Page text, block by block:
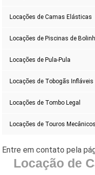
Locações de Camas Elásticas
Locações de Piscinas de
Locações de Pula-Pula
Locações de Tobogãs Infláveis
Locações de Tombo Legal
Locações de Touros Mecânicos
Locação de